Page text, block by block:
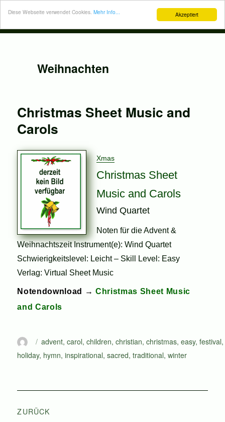
Akzeptiert
Diese Webseite verwendet Cookies. Mehr Info...
Weihnachten
Christmas Sheet Music and
Carols
Xmas
Christmas Sheet
Music and Carols
Wind Quartet
Noten für die Advent &
Weihnachtszeit Instrument(e): Wind Quartet
Schwierigkeitslevel: Leicht – Skill Level: Easy
Verlag: Virtual Sheet Music
Notendownload →Christmas Sheet Music
and Carols
AutorSchlagwörter
advent,carol,children,christian,christmas,easy,festival,
holiday, hymn,inspirational,sacred,traditional,winter
ZURÜCK